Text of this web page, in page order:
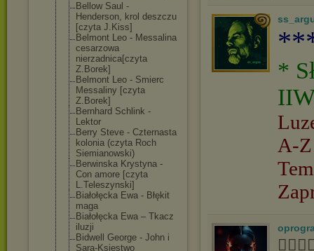
Bellow Saul -
Henderson, krol deszczu
[czyta J.Kiss]
Belmont Leo - Messalina
cesarzowa
nierzadnica[czyta
Z.Borek]
Belmont Leo - Smierc
Messaliny [czyta
Z.Borek]
Bernhard Schlink -
Lektor
Berry Steve - Czternasta
kolonia (czyta Roch
Siemianowski)
Berwinska Krystyna -
Con amore [czyta
L.Teleszynski]
Białołęcka Ewa - Błękit
maga
Białołęcka Ewa – Tkacz
iluzji
Bidwell George - John i
Sara-Ksiestwo
*
A-